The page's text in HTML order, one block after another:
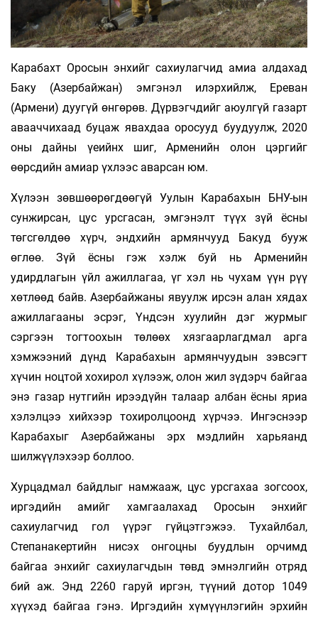
Карабахт Оросын энхийг сахиулагчид амиа алдахад
Баку (Азербайжан) эмгэнэл илэрхийлж, Ереван
(Армени) дуугүй өнгөрөв. Дүрвэгчдийг аюулгүй газарт
авааччихаад буцаж явахдаа оросууд буудуулж, 2020
оны дайны үеийнх шиг, Арменийн олон цэргийг
өөрсдийн амиар үхлээс аварсан юм.
Хүлээн зөвшөөрөгдөөгүй Уулын Карабахын БНУ-ын
сунжирсан, цус урсгасан, эмгэнэлт түүх зүй ёсны
төгсгөлдөө хүрч, эндхийн армянчууд Бакуд бууж
өглөө. Зүй ёсны гэж хэлж буй нь Арменийн
удирдлагын үйл ажиллагаа, үг хэл нь чухам үүн рүү
хөтлөөд байв. Азербайжаны явуулж ирсэн алан хядах
ажиллагааны эсрэг, Үндсэн хуулийн дэг журмыг
сэргээн тогтоохын төлөөх хязгаарлагдмал арга
хэмжээний дүнд Карабахын армянчуудын зэвсэгт
хүчин ноцтой хохирол хүлээж, олон жил зүдэрч байгаа
энэ газар нутгийн ирээдүйн талаар албан ёсны яриа
хэлэлцээ хийхээр тохиролцоонд хүрчээ. Ингэснээр
Карабахыг Азербайжаны эрх мэдлийн харьяанд
шилжүүлэхээр боллоо.
Хурцадмал байдлыг намжааж, цус урсгахаа зогсоох,
иргэдийн амийг хамгаалахад Оросын энхийг
сахиулагчид гол үүрэг гүйцэтгэжээ. Тухайлбал,
Степанакертийн нисэх онгоцны буудлын орчимд
байгаа энхийг сахиулагчдын төвд эмнэлгийн отряд
бий аж. Энд 2260 гаруй иргэн, түүний дотор 1049
хүүхэд байгаа гэнэ. Иргэдийн хүмүүнлэгийн эрхийн